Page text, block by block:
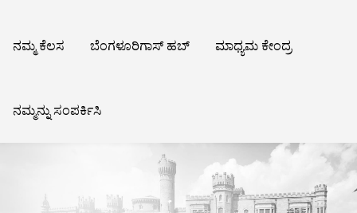
ನಮ್ಮ ಕೆಲಸ ಬೆಂಗಳೂರಿಗಾಸ್ ಹಬ್ ಮಾಧ್ಯಮ ಕೇಂದ್ರ
ನಮ್ಮನ್ನು ಸಂಪರ್ಕಿಸಿ